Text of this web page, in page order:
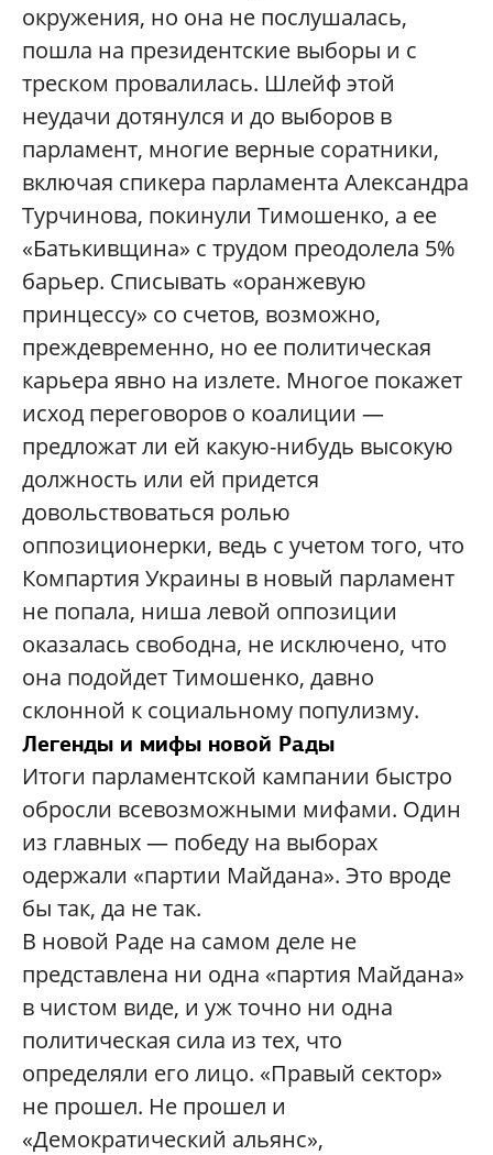
окружения, но она не послушалась,
пошла на президентские выборы и с
треском провалилась. Шлейф этой
неудачи дотянулся и до выборов в
парламент, многие верные соратники,
включая спикера парламента Александра
Турчинова, покинули Тимошенко, а ее
«Батькивщина» с трудом преодолела 5%
барьер. Списывать «оранжевую
принцессу» со счетов, возможно,
преждевременно, но ее политическая
карьера явно на излете. Многое покажет
исход переговоров о коалиции —
предложат ли ей какую-нибудь высокую
должность или ей придется
довольствоваться ролью
оппозиционерки, ведь с учетом того, что
Компартия Украины в новый парламент
не попала, ниша левой оппозиции
оказалась свободна, не исключено, что
она подойдет Тимошенко, давно
склонной к социальному популизму.
Легенды и мифы новой Рады
Итоги парламентской кампании быстро
обросли всевозможными мифами. Один
из главных — победу на выборах
одержали «партии Майдана». Это вроде
бы так, да не так.
В новой Раде на самом деле не
представлена ни одна «партия Майдана»
в чистом виде, и уж точно ни одна
политическая сила из тех, что
определяли его лицо. «Правый сектор»
не прошел. Не прошел и
«Демократический альянс»,